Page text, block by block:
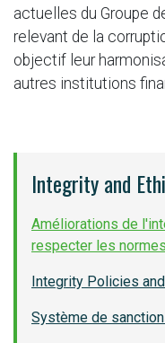
actuelles du Groupe
relevant de la
objectif leur
autres institutions
Integrity and
Améliorations de
respecter les
Integrity Policies
Système de